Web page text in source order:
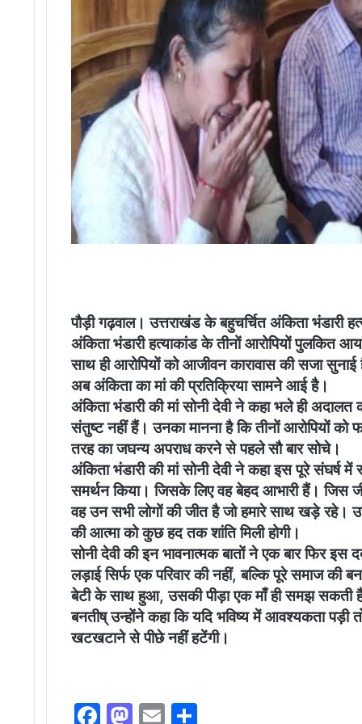
पौड़ी गढ़वाल। उत्तराखंड के बहुचर्चित अंकिता भंडारी
अंकिता भंडारी हत्याकांड के तीनों आरोपियों पुलकित
साथ ही आरोपियों को आजीवन कारावास की सजा
अब अंकिता का मां की प्रतिक्रिया सामने आई है।
अंकिता भंडारी की मां सोनी देवी ने कहा भले ही
संतुष्ट नहीं हैं। उनका मानना है कि तीनों आरोपियों को
तरह का जघन्य अपराध करने से पहले सौ बार सोचे।
अंकिता भंडारी की मां सोनी देवी ने कहा इस पूरे संघर्ष
समर्थन किया। जिसके लिए वह बेहद आभारी हैं। जिस
वह उन सभी लोगों की जीत है जो हमारे साथ खड़े
की आत्मा को कुछ हद तक शांति मिली होगी।
सोनी देवी की इन भावनात्मक बातों ने एक बार फिर इस
लड़ाई सिर्फ एक परिवार की नहीं, बल्कि पूरे समाज की
बेटी के साथ हुआ, उसकी पीड़ा एक माँ ही समझ सकती
बनतीष् उन्होंने कहा कि यदि भविष्य में आवश्यकता पड़ी
खटखटाने से पीछे नहीं हटेंगी।
F
M E